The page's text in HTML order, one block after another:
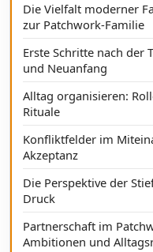
Die Vielfalt moderner
zur Patchwork-Familie
Erste Schritte nach der
und Neuanfang
Alltag organisieren:
Rituale
Konfliktfelder im
Akzeptanz
Die Perspektive der
Druck
Partnerschaft im
Ambitionen und